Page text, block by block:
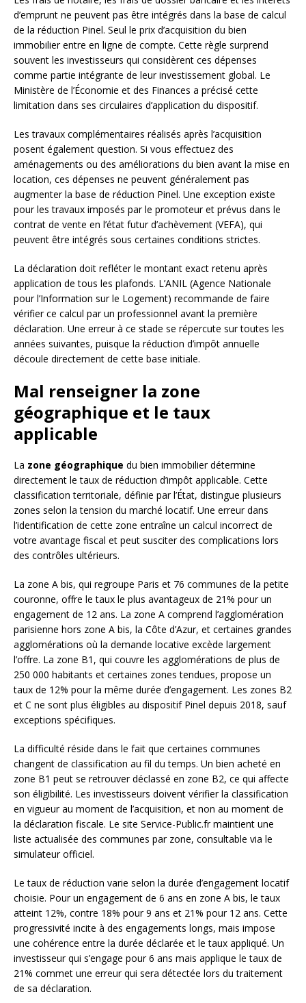
d’emprunt ne peuvent pas être intégrés dans la base de calcul
de la réduction Pinel. Seul le prix d’acquisition du bien
immobilier entre en ligne de compte. Cette règle surprend
souvent les investisseurs qui considèrent ces dépenses
comme partie intégrante de leur investissement global. Le
Ministère de l’Économie et des Finances a précisé cette
limitation dans ses circulaires d’application du dispositif.
Les travaux complémentaires réalisés après l’acquisition
posent également question. Si vous effectuez des
aménagements ou des améliorations du bien avant la mise en
location, ces dépenses ne peuvent généralement pas
augmenter la base de réduction Pinel. Une exception existe
pour les travaux imposés par le promoteur et prévus dans le
contrat de vente en l’état futur d’achèvement (VEFA), qui
peuvent être intégrés sous certaines conditions strictes.
La déclaration doit refléter le montant exact retenu après
application de tous les plafonds. L’ANIL (Agence Nationale
pour l’Information sur le Logement) recommande de faire
vérifier ce calcul par un professionnel avant la première
déclaration. Une erreur à ce stade se répercute sur toutes les
années suivantes, puisque la réduction d’impôt annuelle
découle directement de cette base initiale.
Mal renseigner la zone
géographique et le taux
applicable
La zone géographique du bien immobilier détermine
directement le taux de réduction d’impôt applicable. Cette
classification territoriale, définie par l’État, distingue plusieurs
zones selon la tension du marché locatif. Une erreur dans
l’identification de cette zone entraîne un calcul incorrect de
votre avantage fiscal et peut susciter des complications lors
des contrôles ultérieurs.
La zone A bis, qui regroupe Paris et 76 communes de la petite
couronne, offre le taux le plus avantageux de 21% pour un
engagement de 12 ans. La zone A comprend l’agglomération
parisienne hors zone A bis, la Côte d’Azur, et certaines grandes
agglomérations où la demande locative excède largement
l’offre. La zone B1, qui couvre les agglomérations de plus de
250 000 habitants et certaines zones tendues, propose un
taux de 12% pour la même durée d’engagement. Les zones B2
et C ne sont plus éligibles au dispositif Pinel depuis 2018, sauf
exceptions spécifiques.
La difficulté réside dans le fait que certaines communes
changent de classification au fil du temps. Un bien acheté en
zone B1 peut se retrouver déclassé en zone B2, ce qui affecte
son éligibilité. Les investisseurs doivent vérifier la classification
en vigueur au moment de l’acquisition, et non au moment de
la déclaration fiscale. Le site Service-Public.fr maintient une
liste actualisée des communes par zone, consultable via le
simulateur officiel.
Le taux de réduction varie selon la durée d’engagement locatif
choisie. Pour un engagement de 6 ans en zone A bis, le taux
atteint 12%, contre 18% pour 9 ans et 21% pour 12 ans. Cette
progressivité incite à des engagements longs, mais impose
une cohérence entre la durée déclarée et le taux appliqué. Un
investisseur qui s’engage pour 6 ans mais applique le taux de
21% commet une erreur qui sera détectée lors du traitement
de sa déclaration.